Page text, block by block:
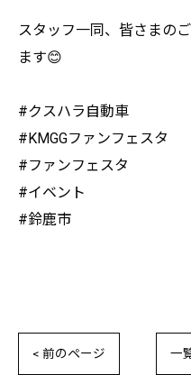
スタッフ一同、皆さまの
ます😊
#クスハラ自動車
#KMGGファンフェスタ
#ファンフェスタ
#イベント
#鈴鹿市
< 前のページ 一